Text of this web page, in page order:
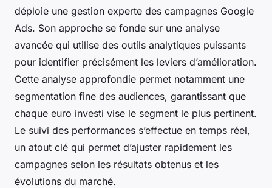
déploie une gestion experte des campagnes Google
Ads. Son approche se fonde sur une analyse
avancée qui utilise des outils analytiques puissants
pour identifier précisément les leviers d’amélioration.
Cette analyse approfondie permet notamment une
segmentation fine des audiences, garantissant que
chaque euro investi vise le segment le plus pertinent.
Le suivi des performances s’effectue en temps réel,
un atout clé qui permet d’ajuster rapidement les
campagnes selon les résultats obtenus et les
évolutions du marché.